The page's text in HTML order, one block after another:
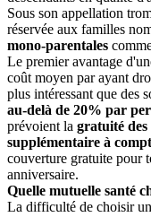
Sous son appellation
réservée aux familles
mono-parentales
Le premier avantage
coût moyen par ayant
plus intéressant que des
au-delà de 20% par
prévoient la gratuité
supplémentaire à
couverture gratuite pour
anniversaire.
Quelle mutuelle santé
La difficulté de choisir